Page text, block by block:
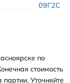
09Г2С
по
стоимость
Уточняйте